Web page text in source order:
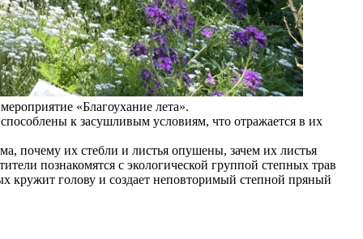
«Благоухание лета».
к засушливым условиям, что отражается в их
почему их стебли и листья опушены, зачем их листья
познакомятся с экологической группой степных трав
кружит голову и создает неповторимый степной пряный